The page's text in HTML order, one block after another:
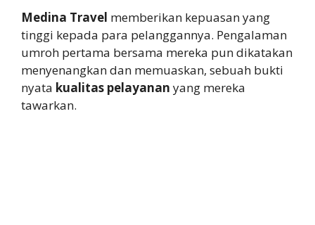
Medina Travel memberikan kepuasan yang
tinggi kepada para pelanggannya. Pengalaman
umroh pertama bersama mereka pun dikatakan
menyenangkan dan memuaskan, sebuah bukti
nyata kualitas pelayanan yang mereka
tawarkan.